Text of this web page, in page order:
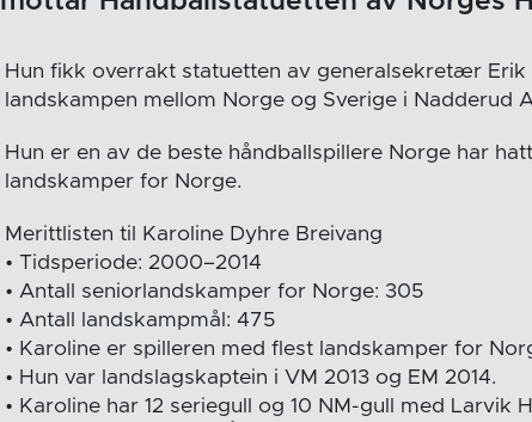
Hun fikk overrakt statuetten av generalsekretær Erik
landskampen mellom Norge og Sverige i Nadderud
Hun er en av de beste håndballspillere Norge har
landskamper for Norge.
Merittlisten til Karoline Dyhre Breivang
• Tidsperiode: 2000–2014
• Antall seniorlandskamper for Norge: 305
• Antall landskampmål: 475
• Karoline er spilleren med flest landskamper for
• Hun var landslagskaptein i VM 2013 og EM 2014.
• Karoline har 12 seriegull og 10 NM-gull med Larvik